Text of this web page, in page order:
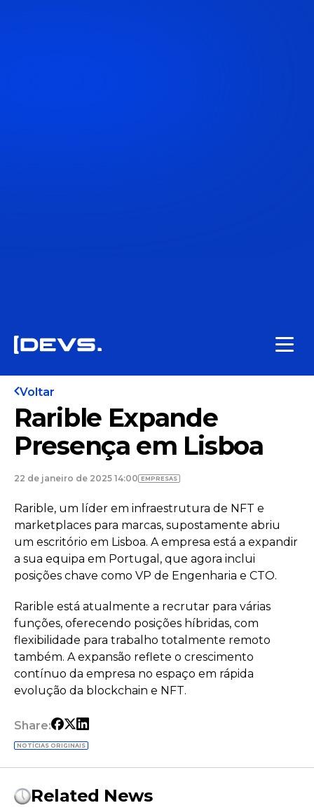
Voltar
Rarible Expande
Presença em Lisboa
22 de janeiro de 2025 14:00 EMPRESAS
Rarible, um líder em infraestrutura de NFT e
marketplaces para marcas, supostamente abriu
um escritório em Lisboa. A empresa está a expandir
a sua equipa em Portugal, que agora inclui
posições chave como VP de Engenharia e CTO.
Rarible está atualmente a recrutar para várias
funções, oferecendo posições híbridas, com
flexibilidade para trabalho totalmente remoto
também. A expansão reflete o crescimento
contínuo da empresa no espaço em rápida
evolução da blockchain e NFT.
Share:
NOTÍCIAS ORIGINAIS
Related News